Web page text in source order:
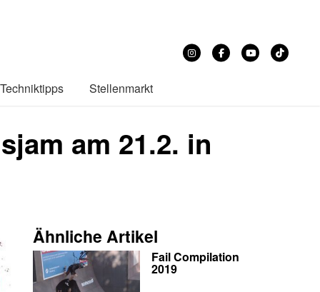
Techniktipps Stellenmarkt
am 21.2. in
Ähnliche Artikel
Fail Compilation
2019